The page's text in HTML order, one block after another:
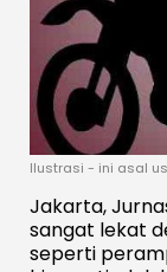
Ilustrasi - ini asal
Jakarta,
sangat lekat
seperti